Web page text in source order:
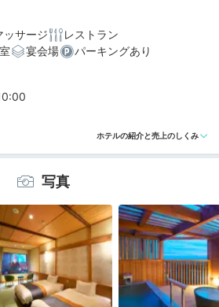
すすめの３つのポイント
製ベッドが置かれた、和モダンな客
に、本館の絶景大浴場と露天風呂も利
・カサゴなど新鮮魚介と野菜が満載の
ッサージ
レストラン
宴会場
パーキングあり
ホテルの紹介と売上のしくみ
写真